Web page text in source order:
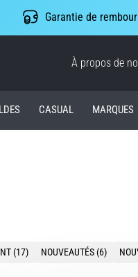
Garantie de
À propos de
CASUAL MARQUES
(17) NOUVEAUTÉS (6)